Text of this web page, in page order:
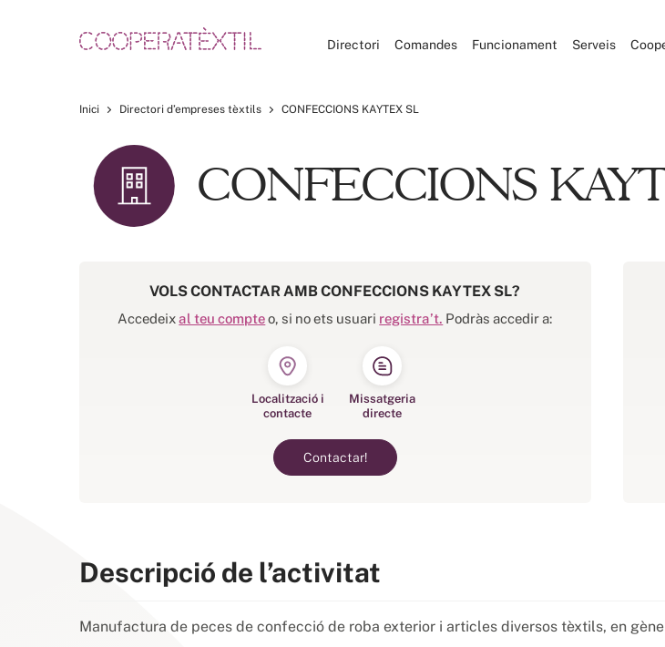
Directori Comandes Funcionament Serveis
Inici Directori d’empreses tèxtils CONFECCIONS KAYTEX SL
CONFECCIONS
VOLS CONTACTAR AMB CONFECCIONS KAYTEX SL?
Accedeixal teu compteo, si no ets usuari registra’t. Podràs accedir a:
Localització i
contacte
Missatgeria
directe
Contactar!
Descripció de l’activitat
Manufactura de peces de confecció de roba exterior i articles diversos tèxtils, en